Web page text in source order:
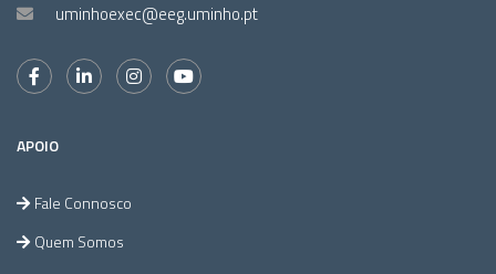
uminhoexec@eeg.uminho.pt
APOIO
Fale Connosco
Quem Somos